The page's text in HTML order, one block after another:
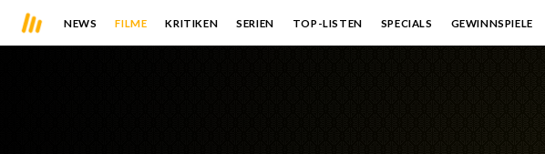
NEWS FILME KRITIKEN SERIEN TOP-LISTEN SPECIALS GEWINNSPIELE